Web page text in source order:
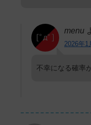
menu
2026年1
不幸になる確率